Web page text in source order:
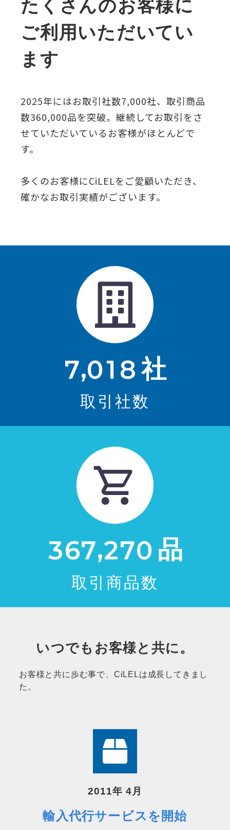
たくさんのお客様に
ご利用いただいてい
ます
2025年にはお取引社数7,000社、取引商品
数360,000品を突破。継続してお取引をさ
せていただいているお客様がほとんどで
す。
多くのお客様にCiLELをご愛顧いただき、
確かなお取引実績がございます。
7,01 8社
取引社数
367,270 品
取引商品数
いつでもお客様と共に。
お客様と共に歩む事で、CiLELは成長してきまし
た。
2011年 4月
輸入代行サービスを開始